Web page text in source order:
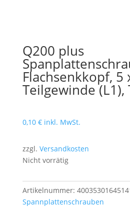
Q200 plus
Flachsenkkopf, 5
Teilgewinde (L1),
0,10 € inkl. MwSt.
zzgl. Versandkosten
Nicht vorrätig
Artikelnummer:
Spannplattenschrauben